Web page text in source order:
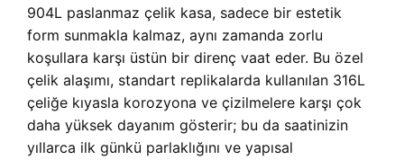
904L paslanmaz çelik kasa, sadece bir estetik
form sunmakla kalmaz, aynı zamanda zorlu
koşullara karşı üstün bir direnç vaat eder. Bu özel
çelik alaşımı, standart replikalarda kullanılan 316L
çeliğe kıyasla korozyona ve çizilmelere karşı çok
daha yüksek dayanım gösterir; bu da saatinizin
yıllarca ilk günkü parlaklığını ve yapısal